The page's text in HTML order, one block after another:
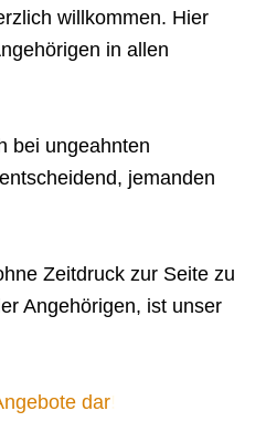
willkommen. Hier
in allen
bei ungeahnten
jemanden
Zeitdruck zur Seite zu
Angehörigen, ist unser
dar!